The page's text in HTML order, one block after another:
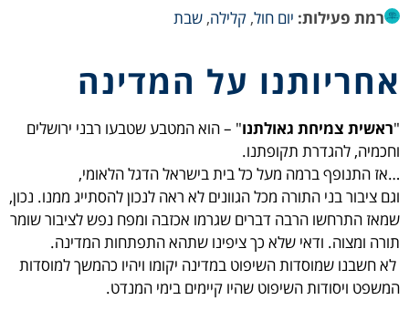
רמת פעילות: יום חול, קלילה, שבת
אחריותנו על המדינה
"ראשית צמיחת גאולתנו" – הוא המטבע שטבעו רבני ירושלים
וחכמיה, להגדרת תקופתנו.
…אז התנופף ברמה מעל כל בית בישראל הדגל הלאומי,
וגם ציבור בני התורה מכל הגוונים לא ראה לנכון להסתייג ממנו. נכון,
שמאז התרחשו הרבה דברים שגרמו אכזבה ומפח נפש לציבור שומר
תורה ומצוה. ודאי שלא כך ציפינו שתהא התפתחות המדינה.
לא חשבנו שמוסדות השיפוט במדינה יקומו ויהיו כהמשך למוסדות
המשפט ויסודות השיפוט שהיו קיימים בימי המנדט.